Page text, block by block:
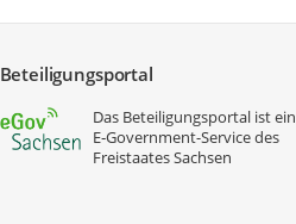
Beteiligungsportal
Das Beteiligungsportal ist ein
E‑Government-Service des
Freistaates Sachsen